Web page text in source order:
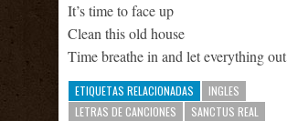
It’s time to face up
Clean this old house
Time breathe in and let everything out
ETIQUETAS RELACIONADAS
INGLES
LETRAS DE CANCIONES
SANCTUS REAL